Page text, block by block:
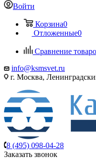
Войти
Корзина0
Отложенные0
Сравнение
info@ksmsvet.ru
г. Москва,
8 (495) 098-04-28
Заказать звонок